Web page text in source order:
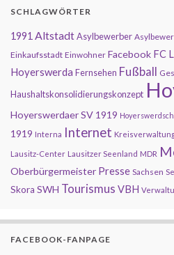
SCHLAGWÖRTER
1991 AltstadtAsylbewerber
Einkaufsstadt Einwohner Facebook FC
Hoyerswerda Fernsehen Fußball
Haushaltskonsolidierungskonzept
Hoyerswerdaer SV 1919
1919 Interna Internet
Lausitz-Center Lausitzer Seenland MDR
Oberbürgermeister Presse Sachsen
Skora SWH Tourismus VBH
FACEBOOK-FANPAGE